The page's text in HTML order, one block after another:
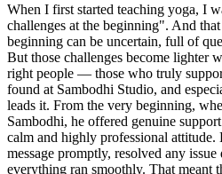
When I first started teaching yoga, I
challenges at the beginning". And
beginning can be uncertain, full of
But those challenges become lighter
right people — those who truly
found at Sambodhi Studio, and
leads it. From the very beginning,
Sambodhi, he offered genuine
calm and highly professional attitude.
message promptly, resolved any
everything ran smoothly. That meant